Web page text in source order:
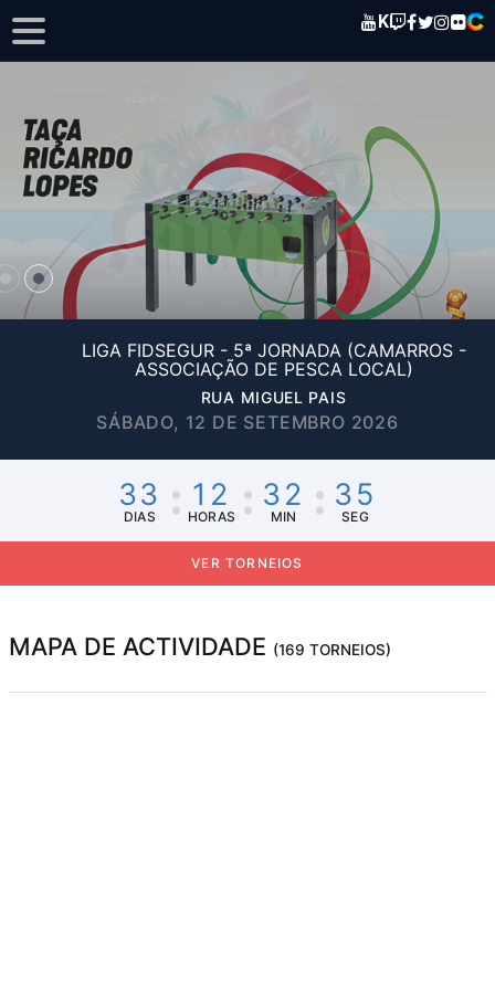
K
LIGA FIDSEGUR - 5ª JORNADA (CAMARROS -
ASSOCIAÇÃO DE PESCA LOCAL)
RUA MIGUEL PAIS
SÁBADO, 12 DE SETEMBRO 2026
33
DIAS
12
HORAS
32
MIN
35
SEG
VER TORNEIOS
MAPA DE ACTIVIDADE (169 TORNEIOS)